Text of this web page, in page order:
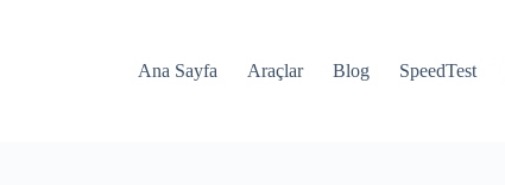
Ana Sayfa
Araçlar Blog SpeedTest